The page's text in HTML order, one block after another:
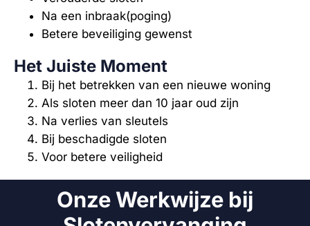
Na een inbraak(poging)
Betere beveiliging gewenst
Het Juiste Moment
Bij het betrekken van een nieuwe woning
Als sloten meer dan 10 jaar oud zijn
Na verlies van sleutels
Bij beschadigde sloten
Voor betere veiligheid
Onze Werkwijze bij